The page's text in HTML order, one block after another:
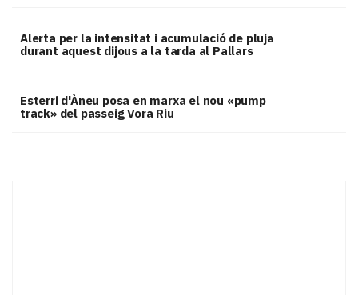
Alerta per la intensitat i acumulació de pluja
durant aquest dijous a la tarda al Pallars
Esterri d'Àneu posa en marxa el nou «pump
track» del passeig Vora Riu